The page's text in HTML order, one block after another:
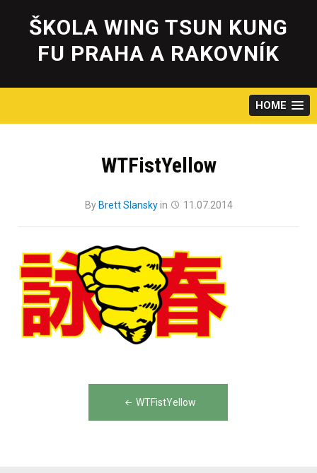
content
ŠKOLA WING TSUN KUNG
FU PRAHA A RAKOVNÍK
HOME
WTFistYellow
By Brett Slanskyin 11.07.2014
navigation
WTFistYellow